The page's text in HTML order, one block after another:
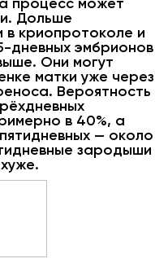
Дольше
криопротоколе и
дневных эмбрионов
Они могут
матки уже через
Вероятность
в 40%, а
— около
зародыши